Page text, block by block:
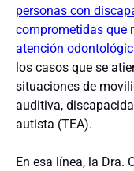
personas con
comprometidas que
atención
los casos que se
situaciones de
auditiva,
autista (TEA).
En esa línea, la Dra.